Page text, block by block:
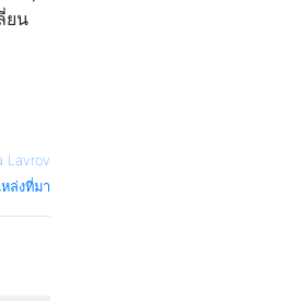
ยน
Lavrov
ล่งที่มา